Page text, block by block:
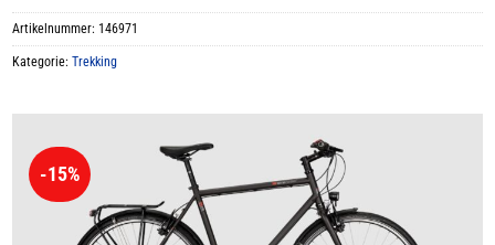
-15%
Artikelnummer: 146971
Kategorie:Trekking